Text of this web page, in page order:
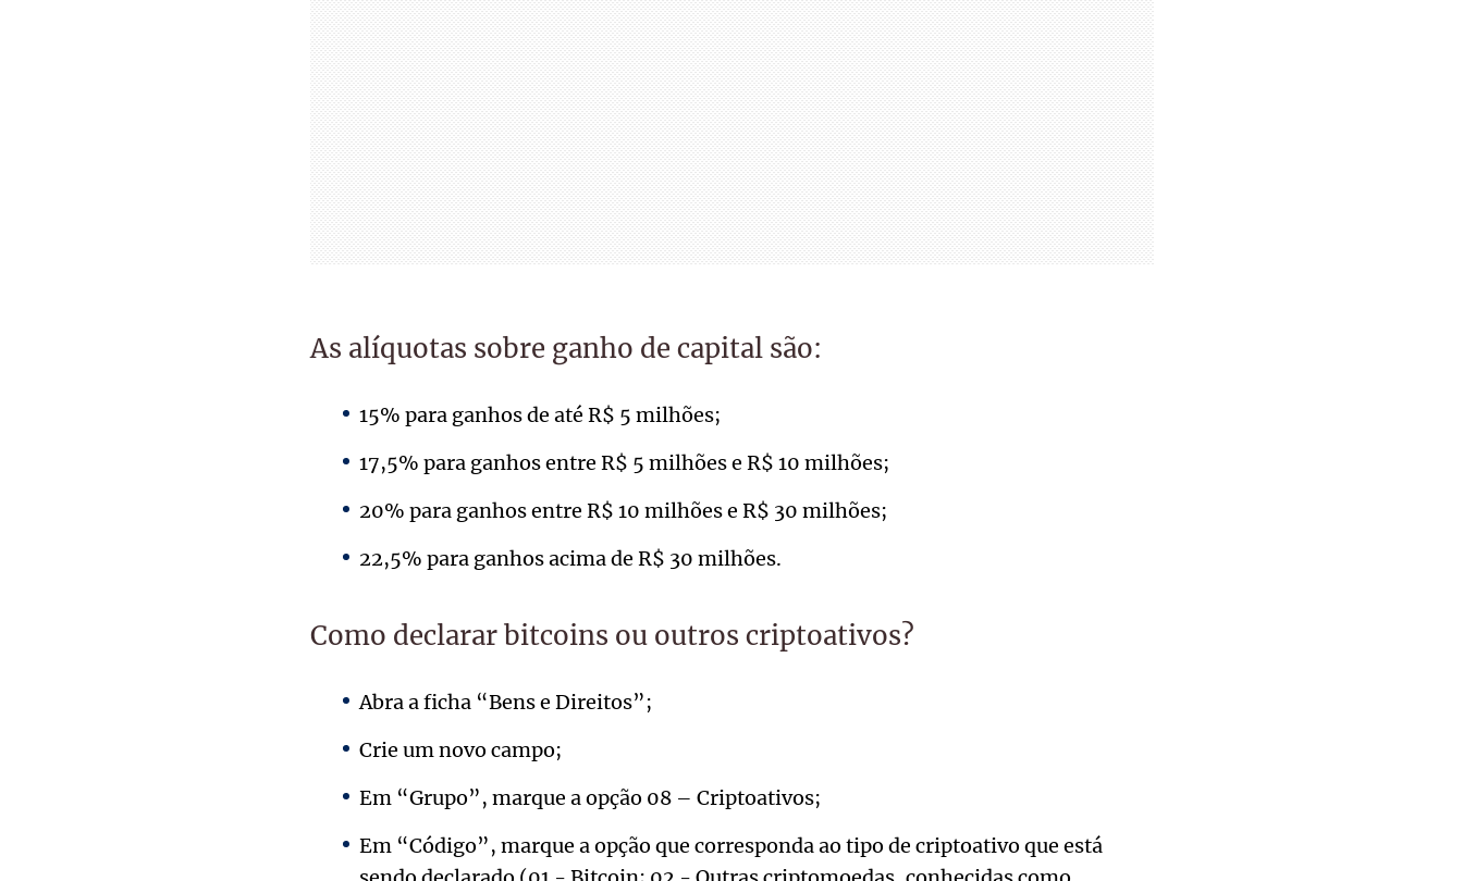
As alíquotas sobre ganho de capital são:
15% para ganhos de até R$ 5 milhões;
17,5% para ganhos entre R$ 5 milhões e R$ 10 milhões;
20% para ganhos entre R$ 10 milhões e R$ 30 milhões;
22,5% para ganhos acima de R$ 30 milhões.
Como declarar bitcoins ou outros criptoativos?
Abra a ficha “Bens e Direitos”;
Crie um novo campo;
Em “Grupo”, marque a opção 08 – Criptoativos;
Em “Código”, marque a opção que corresponda ao tipo de criptoativo que está